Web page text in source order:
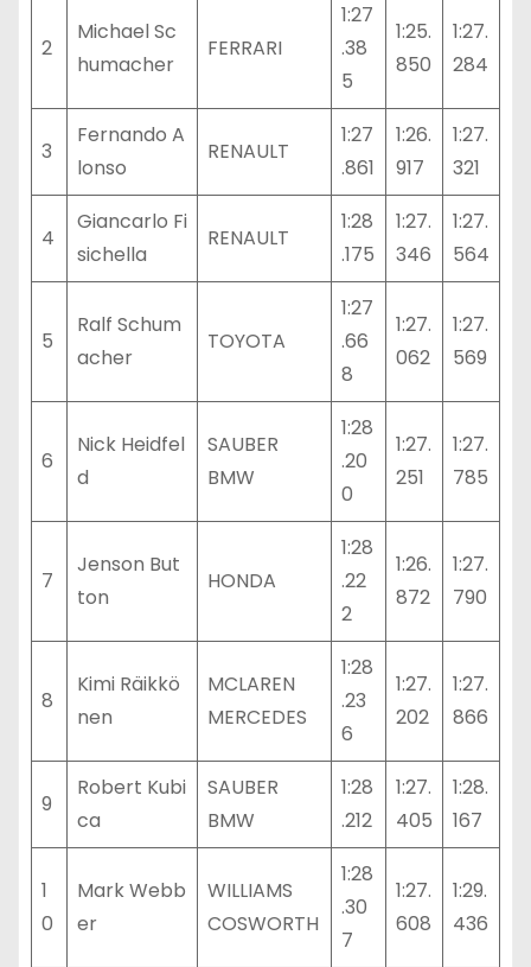
2
Michael Sc
humacher
FERRARI
1:27
.38
5
1:25.
850
1:27.
284
3
Fernando A
lonso
RENAULT
1:27
.861
1:26.
917
1:27.
321
4
Giancarlo Fi
sichella
RENAULT
1:28
.175
1:27.
346
1:27.
564
5
Ralf Schum
acher
TOYOTA
1:27
.66
8
1:27.
062
1:27.
569
6
Nick Heidfel
d
SAUBER
BMW
1:28
.20
0
1:27.
251
1:27.
785
7
Jenson But
ton
HONDA
1:28
.22
2
1:26.
872
1:27.
790
8
Kimi Räikkö
nen
MCLAREN
MERCEDES
1:28
.23
6
1:27.
202
1:27.
866
9
Robert Kubi
ca
SAUBER
BMW
1:28
.212
1:27.
405
1:28.
167
1
0
Mark Webb
er
WILLIAMS
COSWORTH
1:28
.30
7
1:27.
608
1:29.
436